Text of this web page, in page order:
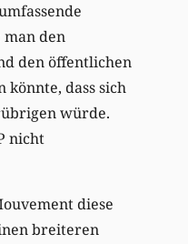
man den
den öffentlichen
könnte, dass sich
würde.
nicht
diese
breiteren